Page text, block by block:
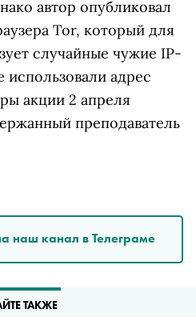
автор опубликовал
Tor, который для
случайные чужие IP-
использовали адрес
акции 2 апреля
преподаватель
наш канал в Телеграме
ТАКЖЕ